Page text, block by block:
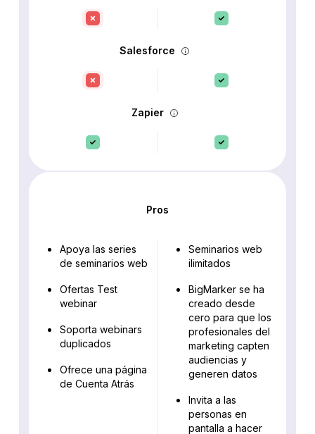
Salesforce
Zapier
Pros
Apoya las series
de seminarios web
Ofertas Test
webinar
Soporta webinars
duplicados
Ofrece una página
de Cuenta Atrás
Seminarios web
ilimitados
BigMarker se ha
creado desde
cero para que los
profesionales del
marketing capten
audiencias y
generen datos
Invita a las
personas en
pantalla a hacer